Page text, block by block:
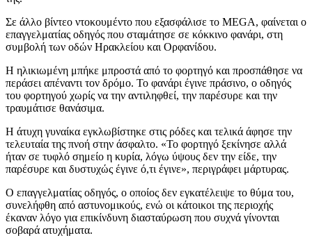
Σε άλλο βίντεο ντοκουμέντο που εξασφάλισε το MEGA, φαίνεται ο
επαγγελματίας οδηγός που σταμάτησε σε κόκκινο φανάρι, στη
συμβολή των οδών Ηρακλείου και Ορφανίδου.
Η ηλικιωμένη μπήκε μπροστά από το φορτηγό και προσπάθησε να
περάσει απέναντι τον δρόμο. Το φανάρι έγινε πράσινο, ο οδηγός
του φορτηγού χωρίς να την αντιληφθεί, την παρέσυρε και την
τραυμάτισε θανάσιμα.
Η άτυχη γυναίκα εγκλωβίστηκε στις ρόδες και τελικά άφησε την
τελευταία της πνοή στην άσφαλτο. «Το φορτηγό ξεκίνησε αλλά
ήταν σε τυφλό σημείο η κυρία, λόγω ύψους δεν την είδε, την
παρέσυρε και δυστυχώς έγινε ό,τι έγινε», περιγράφει μάρτυρας.
Ο επαγγελματίας οδηγός, ο οποίος δεν εγκατέλειψε το θύμα του,
συνελήφθη από αστυνομικούς, ενώ οι κάτοικοι της περιοχής
έκαναν λόγο για επικίνδυνη διασταύρωση που συχνά γίνονται
σοβαρά ατυχήματα.